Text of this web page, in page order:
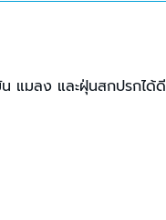
น แมลง และฝุ่นสกปรกได้ดี